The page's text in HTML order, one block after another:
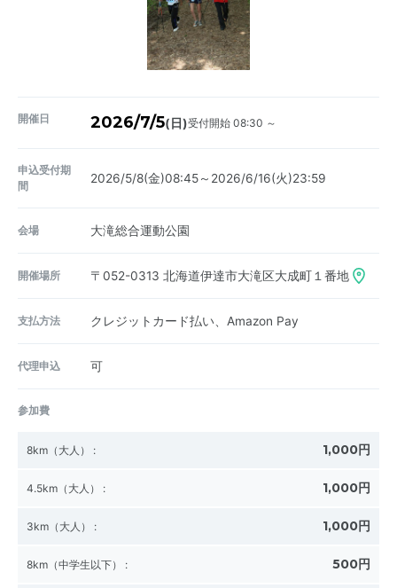
開催日 2026/7/5(日)受付開始 08:30 ～
申込受付期
間
2026/5/8(金)08:45～2026/6/16(火)23:59
会場 大滝総合運動公園
開催場所 〒052-0313 北海道伊達市大滝区大成町１番地
支払方法 クレジットカード払い、Amazon Pay
代理申込 可
参加費
8km（大人） : 1,000円
4.5km（大人） : 1,000円
3km（大人） : 1,000円
8km（中学生以下） : 500円